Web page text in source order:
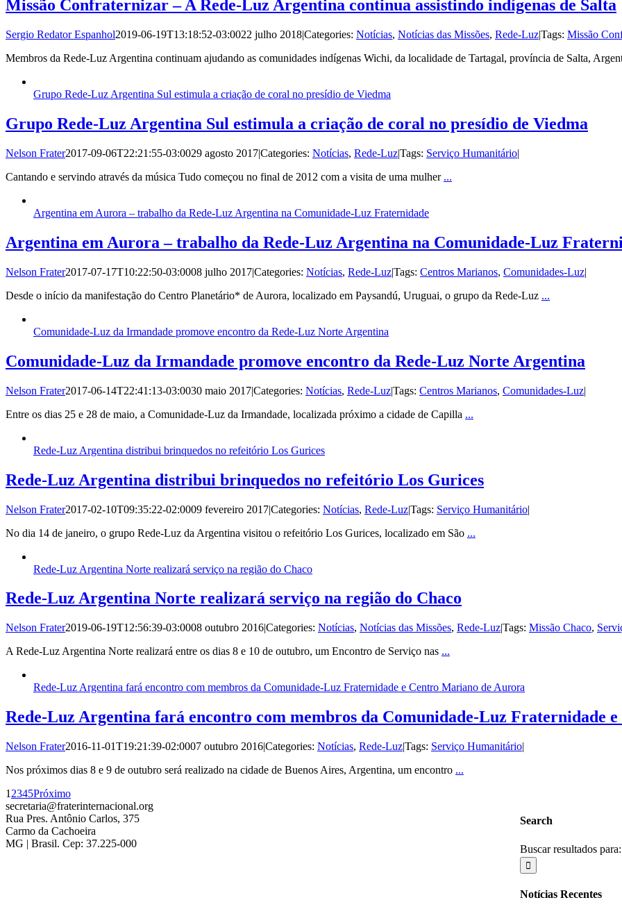
Missão Confraternizar – A Rede-Luz Argentina continua assistindo indígenas de Salta
Sergio Redator Espanhol2019-06-19T13:18:52-03:0022 julho 2018|Categories: Notícias, Notícias das Missões, Rede-Luz|Tags: Missão
Membros da Rede-Luz Argentina continuam ajudando as comunidades indígenas Wichi, da localidade de Tartagal, província de Salta,
Grupo Rede-Luz Argentina Sul estimula a criação de coral no presídio de Viedma
Grupo Rede-Luz Argentina Sul estimula a criação de coral no presídio de Viedma
Nelson Frater2017-09-06T22:21:55-03:0029 agosto 2017|Categories: Notícias, Rede-Luz|Tags: Serviço Humanitário|
Cantando e servindo através da música Tudo começou no final de 2012 com a visita de uma mulher ...
Argentina em Aurora – trabalho da Rede-Luz Argentina na Comunidade-Luz Fraternidade
Argentina em Aurora – trabalho da Rede-Luz Argentina na Comunidade-Luz
Nelson Frater2017-07-17T10:22:50-03:0008 julho 2017|Categories: Notícias, Rede-Luz|Tags: Centros Marianos, Comunidades-Luz|
Desde o início da manifestação do Centro Planetário* de Aurora, localizado em Paysandú, Uruguai, o grupo da Rede-Luz ...
Comunidade-Luz da Irmandade promove encontro da Rede-Luz Norte Argentina
Comunidade-Luz da Irmandade promove encontro da Rede-Luz Norte Argentina
Nelson Frater2017-06-14T22:41:13-03:0030 maio 2017|Categories: Notícias, Rede-Luz|Tags: Centros Marianos, Comunidades-Luz|
Entre os dias 25 e 28 de maio, a Comunidade-Luz da Irmandade, localizada próximo a cidade de Capilla ...
Rede-Luz Argentina distribui brinquedos no refeitório Los Gurices
Rede-Luz Argentina distribui brinquedos no refeitório Los Gurices
Nelson Frater2017-02-10T09:35:22-02:0009 fevereiro 2017|Categories: Notícias, Rede-Luz|Tags: Serviço Humanitário|
No dia 14 de janeiro, o grupo Rede-Luz da Argentina visitou o refeitório Los Gurices, localizado em São ...
Rede-Luz Argentina Norte realizará serviço na região do Chaco
Rede-Luz Argentina Norte realizará serviço na região do Chaco
Nelson Frater2019-06-19T12:56:39-03:0008 outubro 2016|Categories: Notícias, Notícias das Missões, Rede-Luz|Tags: Missão Chaco,
A Rede-Luz Argentina Norte realizará entre os dias 8 e 10 de outubro, um Encontro de Serviço nas ...
Rede-Luz Argentina fará encontro com membros da Comunidade-Luz Fraternidade e Centro Mariano de Aurora
Rede-Luz Argentina fará encontro com membros da Comunidade-Luz Fraternidade
Nelson Frater2016-11-01T19:21:39-02:0007 outubro 2016|Categories: Notícias, Rede-Luz|Tags: Serviço Humanitário|
Nos próximos dias 8 e 9 de outubro será realizado na cidade de Buenos Aires, Argentina, um encontro ...
1 2345Próximo
Search
Buscar resultados para:
Notícias Recentes
secretaria@fraterinternacional.org
Rua Pres. Antônio Carlos, 375
Carmo da Cachoeira
MG | Brasil. Cep: 37.225-000